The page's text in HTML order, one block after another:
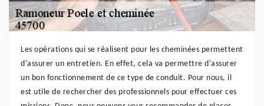
Les opérations qui se réalisent pour les cheminées permettent
d'assurer un entretien. En effet, cela va permettre d'assurer
un bon fonctionnement de ce type de conduit. Pour nous, il
est utile de rechercher des professionnels pour effectuer ces